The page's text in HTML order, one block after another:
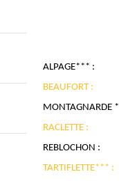
ALPAGE*** :
BEAUFORT :
MONTAGNARDE
RACLETTE :
REBLOCHON :
TARTIFLETTE*** :